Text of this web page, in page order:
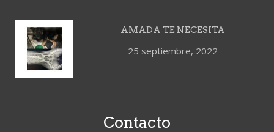
AMADA TE NECESITA
25 septiembre, 2022
Contacto